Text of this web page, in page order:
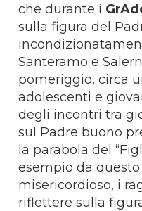
che durante i
sulla figura del
Santeramo e
pomeriggio, circa
adolescenti e
degli incontri tra
sul Padre buono
la parabola del
esempio da
misericordioso, i
riflettere sulla